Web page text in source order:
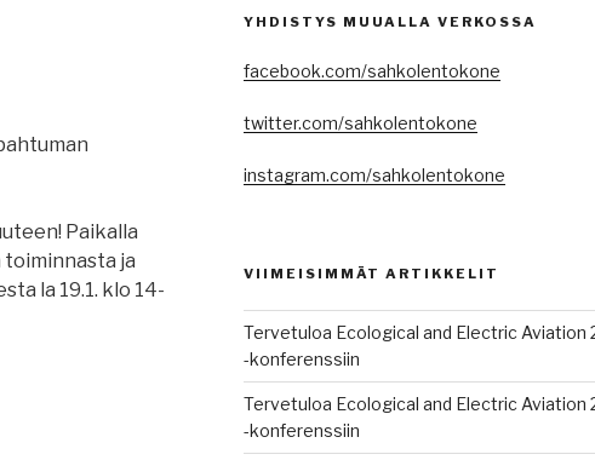
Paikalla
ja
la 19.1. klo 14-
YHDISTYS MUUALLA VERKOSSA
facebook.com/sahkolentokone
twitter.com/sahkolentokone
instagram.com/sahkolentokone
VIIMEISIMMÄT ARTIKKELIT
Tervetuloa Ecological and Electric Aviation
-konferenssiin
Tervetuloa Ecological and Electric Aviation
-konferenssiin